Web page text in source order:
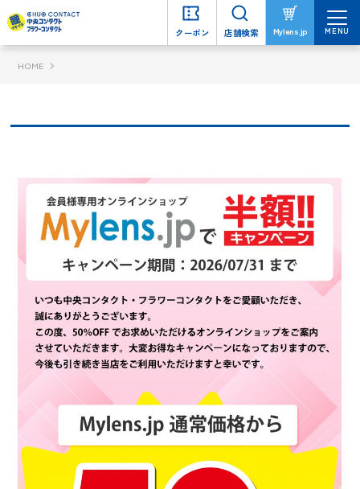
クーポン 店舗検索 Mylens.jp MENU
HOME
クーポン 店舗検索 Mylens.jp MENU